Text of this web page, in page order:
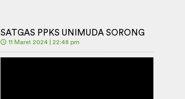
SATGAS PPKS UNIMUDA SORONG
🕔 11 Maret 2024 | 22:48 pm